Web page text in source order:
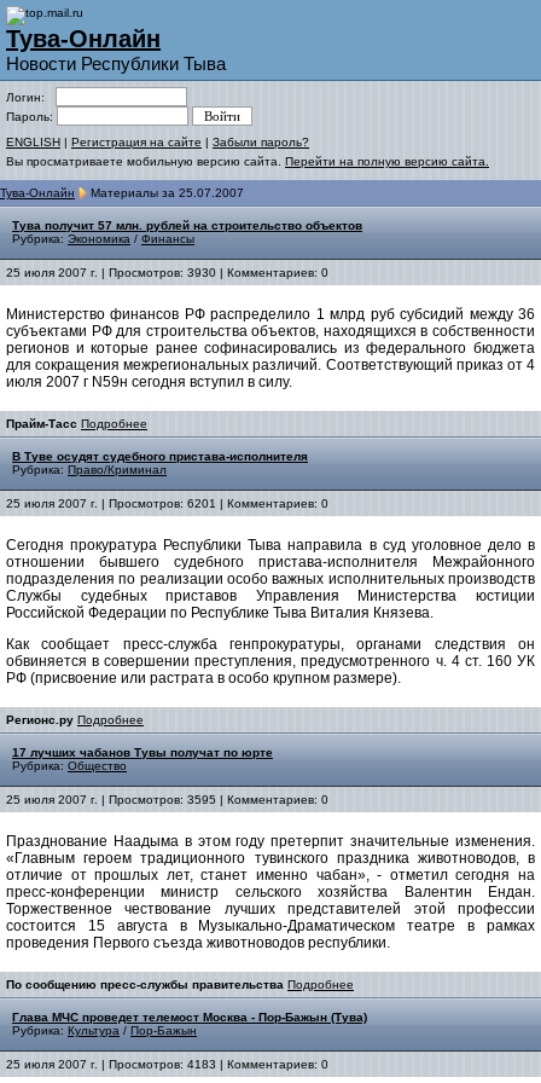
Тува-Онлайн
Новости Республики Тыва
Логин:
Пароль:
ENGLISH | Регистрация на сайте | Забыли пароль?
Вы просматриваете мобильную версию сайта. Перейти на полную версию сайта.
Тува-Онлайн Материалы за 25.07.2007
Тува получит 57 млн. рублей на строительство объектов
Рубрика: Экономика / Финансы
25 июля 2007 г. | Просмотров: 3930 | Комментариев: 0
Министерство финансов РФ распределило 1 млрд руб субсидий между 36
субъектами РФ для строительства объектов, находящихся в собственности
регионов и которые ранее софинасировались из федерального бюджета
для сокращения межрегиональных различий. Соответствующий приказ от 4
июля 2007 г N59н сегодня вступил в силу.
Прайм-Тасс Подробнее
В Туве осудят судебного пристава-исполнителя
Рубрика: Право/Криминал
25 июля 2007 г. | Просмотров: 6201 | Комментариев: 0
Сегодня прокуратура Республики Тыва направила в суд уголовное дело в
отношении бывшего судебного пристава-исполнителя Межрайонного
подразделения по реализации особо важных исполнительных производств
Службы судебных приставов Управления Министерства юстиции
Российской Федерации по Республике Тыва Виталия Князева.
Как сообщает пресс-служба генпрокуратуры, органами следствия он
обвиняется в совершении преступления, предусмотренного ч. 4 ст. 160 УК
РФ (присвоение или растрата в особо крупном размере).
Регионс.ру Подробнее
17 лучших чабанов Тувы получат по юрте
Рубрика: Общество
25 июля 2007 г. | Просмотров: 3595 | Комментариев: 0
Празднование Наадыма в этом году претерпит значительные изменения.
«Главным героем традиционного тувинского праздника животноводов, в
отличие от прошлых лет, станет именно чабан», - отметил сегодня на
пресс-конференции министр сельского хозяйства Валентин Ендан.
Торжественное чествование лучших представителей этой профессии
состоится 15 августа в Музыкально-Драматическом театре в рамках
проведения Первого съезда животноводов республики.
По сообщению пресс-службы правительства Подробнее
Глава МЧС проведет телемост Москва - Пор-Бажын (Тува)
Рубрика: Культура / Пор-Бажын
25 июля 2007 г. | Просмотров: 4183 | Комментариев: 0